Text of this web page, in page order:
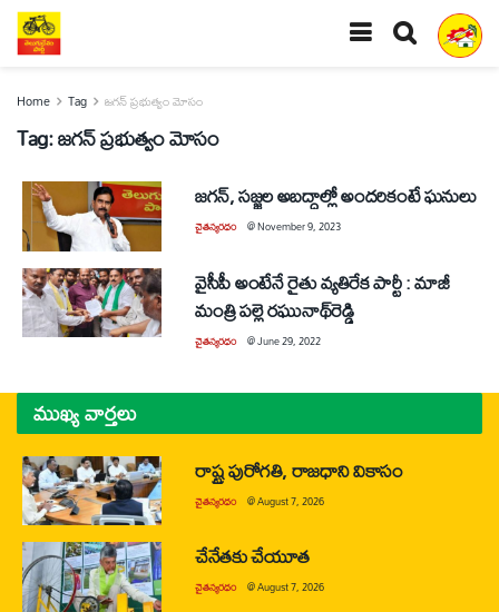
Home Tag జగన్‌ ప్రభుత్వం మోసం
Tag:జగన్‌ ప్రభుత్వం మోసం
జగన్‌, సజ్జల అబద్ధాల్లో అందరికంటే ఘనులు
చైతన్యరధం @November 9, 2023
వైసీపీ అంటేనే రైతు వ్యతిరేక పార్టీ : మాజీ
మంత్రి పల్లె రఘునాథ్‌రెడ్డి
చైతన్యరధం @June 29, 2022
ముఖ్య వార్తలు
రాష్ట్ర పురోగతి, రాజధాని వికాసం
చైతన్యరధం @August 7, 2026
చేనేతకు చేయూత
చైతన్యరధం @August 7, 2026